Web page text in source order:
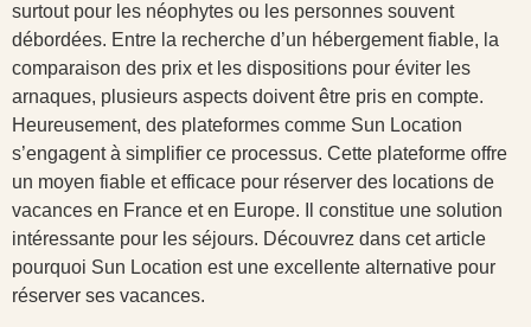
surtout pour les néophytes ou les personnes souvent
débordées. Entre la recherche d’un hébergement fiable, la
comparaison des prix et les dispositions pour éviter les
arnaques, plusieurs aspects doivent être pris en compte.
Heureusement, des plateformes comme Sun Location
s’engagent à simplifier ce processus. Cette plateforme offre
un moyen fiable et efficace pour réserver des locations de
vacances en France et en Europe. Il constitue une solution
intéressante pour les séjours. Découvrez dans cet article
pourquoi Sun Location est une excellente alternative pour
réserver ses vacances.